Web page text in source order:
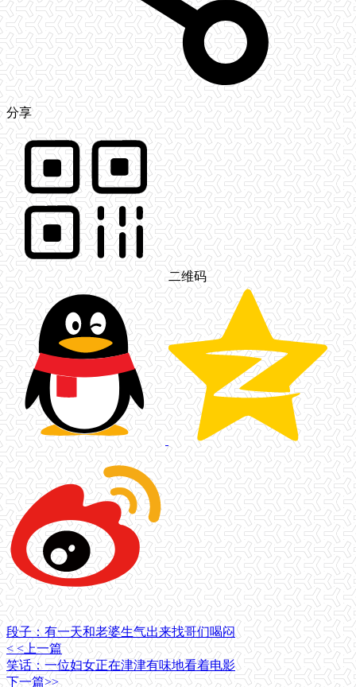
分享
二维码
段子：有一天和老婆生气出来找哥们喝闷
< <上一篇
笑话：一位妇女正在津津有味地看着电影
下一篇>>